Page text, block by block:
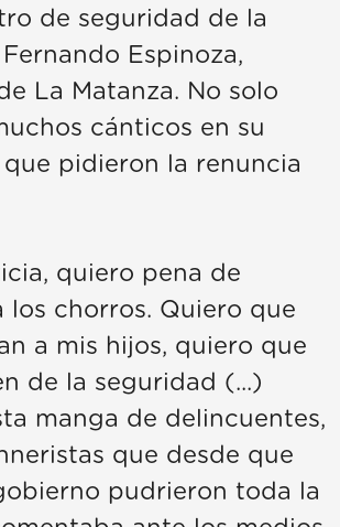
de seguridad de la
Espinoza,
La Matanza. No solo
cánticos en su
pidieron la renuncia
quiero pena de
los chorros. Quiero que
a mis hijos, quiero que
de la seguridad (...)
manga de delincuentes,
que desde que
pudrieron toda la